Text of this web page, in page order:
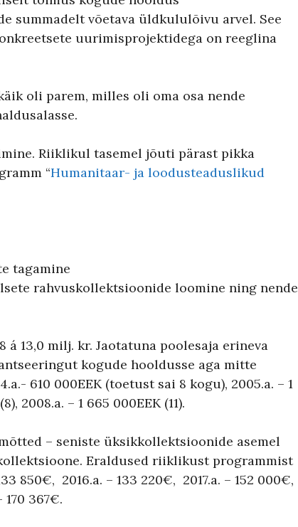
summadelt võetava üldkululõivu arvel. See
uurimisprojektidega on reeglina
oli parem, milles oli oma osa nende
Riiklikul tasemel jõuti pärast pikka
“Humanitaar- ja loodusteaduslikud
tagamine
rahvuskollektsioonide loomine ning nende
á 13,0 milj. kr. Jaotatuna poolesaja erineva
kogude hooldusse aga mitte
610 000EEK (toetust sai 8 kogu), 2005.a. – 1
2008.a. – 1 665 000EEK (11).
– seniste üksikkollektsioonide asemel
Eraldused riiklikust programmist
850€, 2016.a. – 133 220€, 2017.a. – 152 000€,
367€.